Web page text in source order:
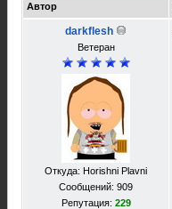
Автор
darkflesh
Ветеран
Откуда: Horishni Plavni
Сообщений: 909
Репутация: 229